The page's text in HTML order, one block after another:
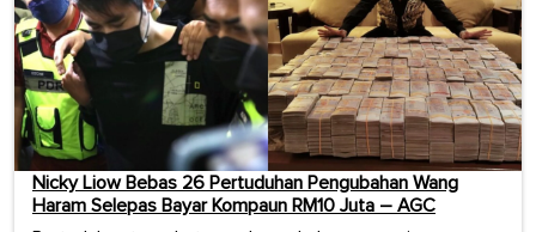
Nicky Liow Bebas 26 Pertuduhan Pengubahan Wang
Haram Selepas Bayar Kompaun RM10 Juta – AGC